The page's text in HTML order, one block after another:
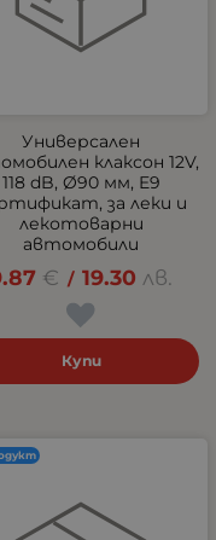
Универсален
клаксон 12V,
118 dB, Ø90 мм, E9
за леки и
лекотоварни
автомобили
€ / 19.30 лв.
Купи